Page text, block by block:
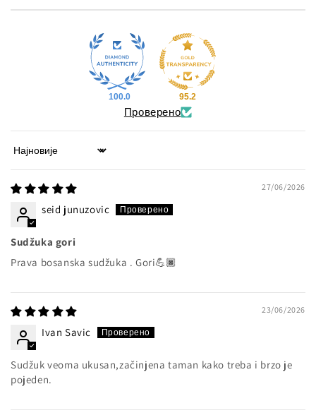
100.0 95.2
Проверено
Sort by
27/06/2026
seid junuzovic
Sudžuka gori
Prava bosanska sudžuka . Gori💪🏿
23/06/2026
Ivan Savic
Sudžuk veoma ukusan,začinjena taman kako treba i brzo je
pojeden.